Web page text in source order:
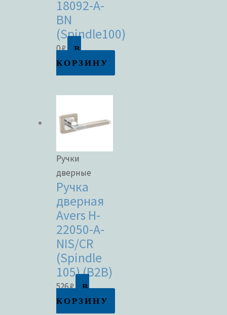
18092-A-
BN
(Spindle100)
0₽
В
КОРЗИНУ
Ручки
дверные
Ручка
дверная
Avers H-
22050-A-
NIS/CR
(Spindle
105) (B2B)
526₽
В
КОРЗИНУ